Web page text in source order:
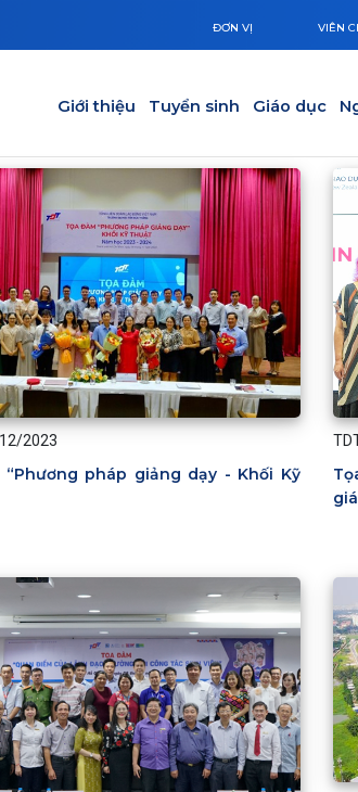
ĐƠN VỊ VIÊN
Giới thiệu Tuyển sinh Giáo dục
2023
“Phương pháp giảng dạy - Khối Kỹ